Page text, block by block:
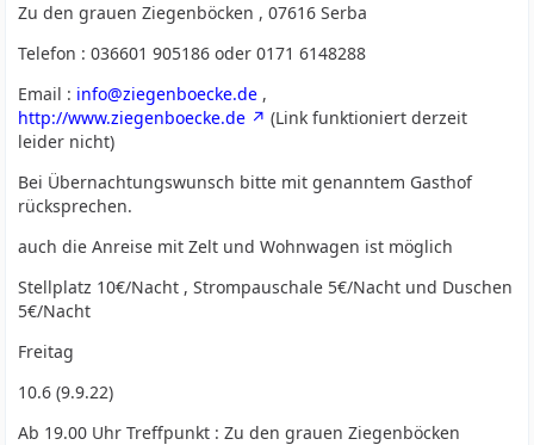
Zu den grauen Ziegenböcken , 07616 Serba
Telefon : 036601 905186 oder 0171 6148288
Email : info@ziegenboecke.de ,
http://www.ziegenboecke.de
(Link funktioniert derzeit
leider nicht)
Bei Übernachtungswunsch bitte mit genanntem Gasthof
rücksprechen.
auch die Anreise mit Zelt und Wohnwagen ist möglich
Stellplatz 10€/Nacht , Strompauschale 5€/Nacht und Duschen
5€/Nacht
Freitag
10.6 (9.9.22)
Ab 19.00 Uhr Treffpunkt : Zu den grauen Ziegenböcken